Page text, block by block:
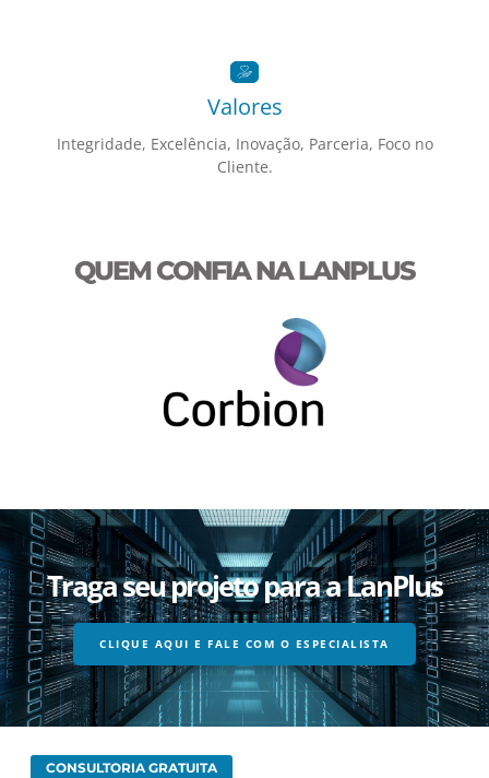
Valores
Integridade, Excelência, Inovação, Parceria, Foco no
Cliente.
QUEM CONFIA NA LANPLUS
Traga seu projeto para a LanPlus
CLIQUE AQUI E FALE COM O ESPECIALISTA
CONSULTORIA GRATUITA